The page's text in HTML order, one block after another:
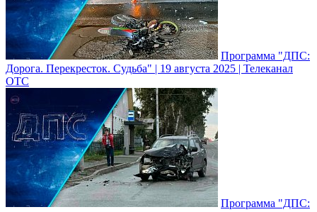
Программа "ДПС:
Дорога. Перекресток. Судьба" | 19 августа 2025 | Телеканал
ОТС
Программа "ДПС: